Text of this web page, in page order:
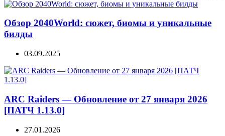
Обзор 2040World: сюжет, биомы и уникальные
билды
03.09.2025
ARC Raiders — Обновление от 27 января 2026
[ПАТЧ 1.13.0]
27.01.2026